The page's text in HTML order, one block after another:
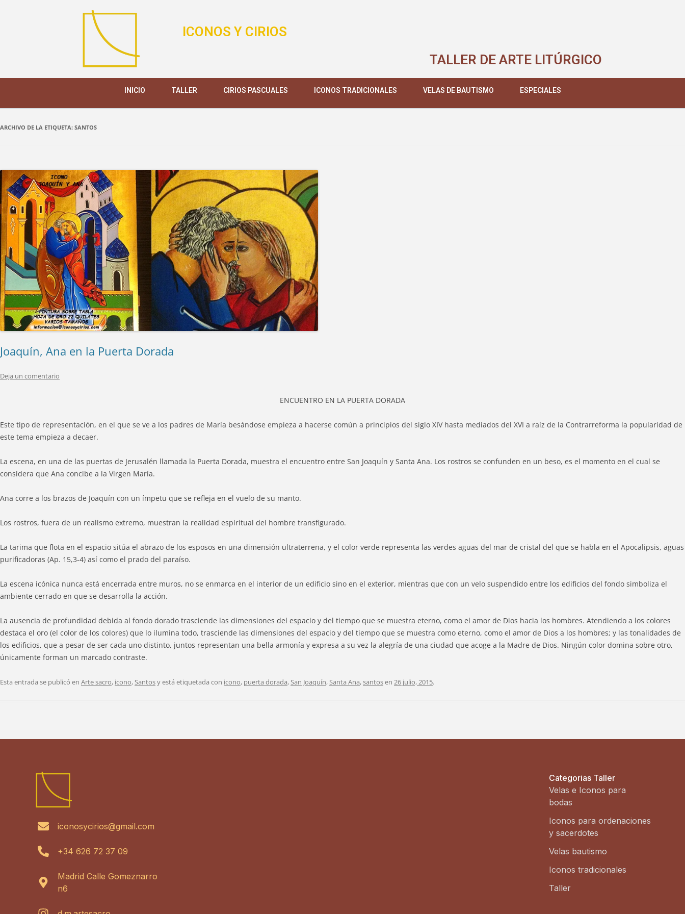
ICONOS Y CIRIOS
TALLER DE ARTE LITÚRGICO
INICIO TALLER CIRIOS PASCUALES ICONOS TRADICIONALES VELAS DE BAUTISMO ESPECIALES
ARCHIVO DE LA ETIQUETA: SANTOS
Joaquín, Ana en la Puerta Dorada
Deja un comentario
ENCUENTRO EN LA PUERTA DORADA
Este tipo de representación, en el que se ve a los padres de María besándose empieza a hacerse común a principios del siglo XIV hasta mediados del XVI a raíz de la Contrarreforma la popularidad de
este tema empieza a decaer.
La escena, en una de las puertas de Jerusalén llamada la Puerta Dorada, muestra el encuentro entre San Joaquín y Santa Ana. Los rostros se confunden en un beso, es el momento en el cual se
considera que Ana concibe a la Virgen María.
Ana corre a los brazos de Joaquín con un ímpetu que se refleja en el vuelo de su manto.
Los rostros, fuera de un realismo extremo, muestran la realidad espiritual del hombre transfigurado.
La tarima que flota en el espacio sitúa el abrazo de los esposos en una dimensión ultraterrena, y el color verde representa las verdes aguas del mar de cristal del que se habla en el Apocalipsis, aguas
purificadoras (Ap. 15,3-4) así como el prado del paraíso.
La escena icónica nunca está encerrada entre muros, no se enmarca en el interior de un edificio sino en el exterior, mientras que con un velo suspendido entre los edificios del fondo simboliza el
ambiente cerrado en que se desarrolla la acción.
La ausencia de profundidad debida al fondo dorado trasciende las dimensiones del espacio y del tiempo que se muestra eterno, como el amor de Dios hacia los hombres. Atendiendo a los colores
destaca el oro (el color de los colores) que lo ilumina todo, trasciende las dimensiones del espacio y del tiempo que se muestra como eterno, como el amor de Dios a los hombres; y las tonalidades de
los edificios, que a pesar de ser cada uno distinto, juntos representan una bella armonía y expresa a su vez la alegría de una ciudad que acoge a la Madre de Dios. Ningún color domina sobre otro,
únicamente forman un marcado contraste.
Esta entrada se publicó en Arte sacro, icono,Santosy está etiquetada con icono, puerta dorada,San Joaquín,Santa Ana,santosen 26 julio, 2015.
iconosycirios@gmail.com
+34 626 72 37 09
Madrid Calle Gomeznarro
n6
Categorias Taller
Velas e Iconos para
bodas
Iconos para ordenaciones
y sacerdotes
Velas bautismo
Iconos tradicionales
Taller